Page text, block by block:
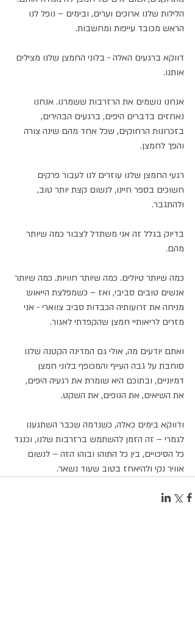
הלילות שלנו ארוכים וערים, ובימים – נופל לנו
הראש מכובד עייפות ומחשבות.
דווקא ברגעים האלה - בלוני החמצן שלנו מצילים
אותנו.
אנחנו נושמים את הרזרבות ששמרנו. אנחנו
נאחזים בדברים היפים, ברגעים הבהירים,
בזכרונות הרחוקים, שכל אחד מהם שינה צורה
והפך לחמצן.
רגעי החמצן שלנו עוזרים לנו לעבור פרקים
חשוכים בספר חיינו, לנשום קצת יותר טוב,
ולהתגבר.
בדיוק בגלל זה אני משתדל לצבור כמה שיותר
מהם.
כמה שיותר טיולים. כמה שיותר חוויות. כמה שיותר
אנשים טובים סביבי, ואז – כשמפלצת הייאוש
מניחה את זרועותיה הכבדות סביב צווארי - אני
מזרים לריאותיי חמצן שהקפדתי לאגור.
ואתם יודעים מה, אולי גם המדינה הקטנה שלנו
סוחבת על גבה העייף והמכופף בלוני חמצן
דמיוניים, ובתוכם היא שומרת את רגעיה היפים,
את השיאים, את הנופים, את השקט.
ודווקא בימים כאלה, כשנדמה שכבר השתגענו
לגמרי – זה הזמן להשתמש ברזרבות שלנו, וכנגד
כל הסיכויים, בין כל התוהו ובוהו הזה – לנשום
אוויר נקי ולהיאחז בטוב שעוד נשאר.